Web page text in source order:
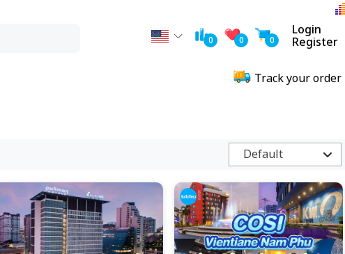
0 0 0
Login
Register
Track your order
Default